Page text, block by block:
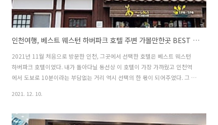
인천여행, 베스트 웨스턴 하버파크 호텔 주변 가볼만한곳 BEST 10 (인천 여행코스, 인천 중구 가볼만한곳)
2021년 11월 처음으로 방문한 인천, 그곳에서 선택한 호텔은 베스트 웨스턴
하버파크 호텔이었다. 내가 돌아다닐 동선상 이 호텔이 가장 가까웠고 인천역
에서 도보로 10분이라는 부담없는 거리 역시 선택의 한 몫이 되어주었다. 그 덕
장 짧고 호텔 자체가 가지고 있는 BW 브랜드에 걸맞는 서비스와 객실 내부 공
위치가 아주 좋았고 직원들도 친절했고 호텔 내부도 전반적으로 깔끔해서 좋은
2021. 12. 10.